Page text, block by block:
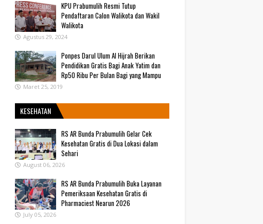
KPU Prabumulih Resmi Tutup
Pendaftaran Calon Walikota dan Wakil
Walikota
Agustus 29, 2024
Ponpes Darul Ulum Al Hijrah Berikan
Pendidikan Gratis Bagi Anak Yatim dan
Rp50 Ribu Per Bulan Bagi yang Mampu
Maret 25, 2019
KESEHATAN
RS AR Bunda Prabumulih Gelar Cek
Kesehatan Gratis di Dua Lokasi dalam
Sehari
August 06, 2026
RS AR Bunda Prabumulih Buka Layanan
Pemeriksaan Kesehatan Gratis di
Pharmaciest Nearun 2026
July 05, 2026